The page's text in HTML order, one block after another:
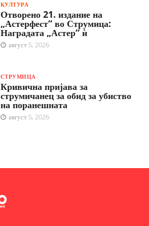
КУЛТУРА
Отворено 21. издание на
„Астерфест“ во Струмица:
Наградата „Астер“ ѝ
август 5, 2026
СТРУМИЦА
Кривична пријава за
струмичанец за обид за убиство
на поранешната
август 5, 2026